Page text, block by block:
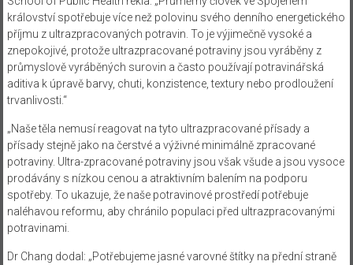
království spotřebuje více než polovinu svého denního energetického
příjmu z ultrazpracovaných potravin. To je výjimečně vysoké a
znepokojivé, protože ultrazpracované potraviny jsou vyráběny z
průmyslově vyráběných surovin a často používají potravinářská
aditiva k úpravě barvy, chuti, konzistence, textury nebo prodloužení
trvanlivosti.“
„Naše těla nemusí reagovat na tyto ultrazpracované přísady a
přísady stejně jako na čerstvé a výživné minimálně zpracované
potraviny. Ultra-zpracované potraviny jsou však všude a jsou vysoce
prodávány s nízkou cenou a atraktivním balením na podporu
spotřeby. To ukazuje, že naše potravinové prostředí potřebuje
naléhavou reformu, aby chránilo populaci před ultrazpracovanými
potravinami.
Dr Chang dodal: „Potřebujeme jasné varovné štítky na přední straně